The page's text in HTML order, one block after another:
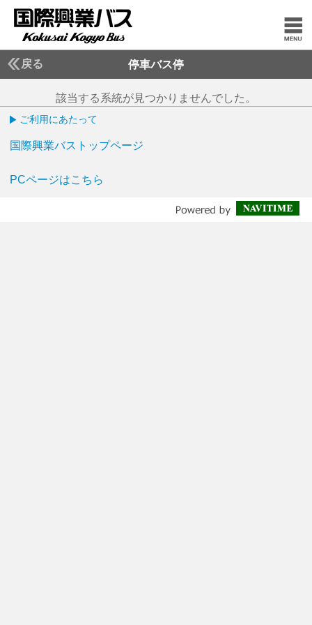
戻る 停車バス停
該当する系統が見つかりませんでした。
ご利用にあたって
国際興業バストップページ
PCページはこちら